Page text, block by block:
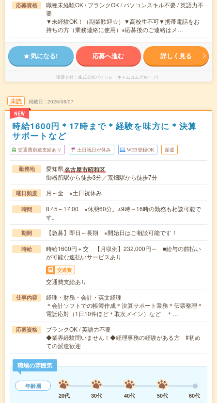
応募資格
職種未経験OK / ブランクOK / パソコンスキル不要 / 英語力不
要
▼未経験OK！（副業歓迎☆）▼高校生不可▼携帯電話をお
持ちの方（業務連絡に使用）※応募後のご連絡はメ…
気になる! 応募へ進む 詳しく見る
派遣会社 株式会社バイトレ（キャムコムグループ）
未読
NEW
掲載日 2026/08/07
時給1600円＊17時まで＊経験を味方に＊決算
サポートなど
交通費別途支給あり 土日祝日が休み WEB登録OK 派遣
勤務地 愛知県名古屋市昭和区
御器所駅から徒歩3分／荒畑駅から徒歩7分
曜日頻度 月～金 ※土日祝休み
時間
8:45～17:00 ※休憩60分。※9時～16時の勤務も相談可能で
す。
期間 【急募】即日～長期 ※開始日はご相談可能です！
時給
時給1600円＋交 【月収例】232,000円～ ■給与の前払い
が可能な速払いサービスあり
交通費
交通費支給あり
仕事内容
経理・財務・会計・英文経理
＊会計ソフトでの帳簿作成＊決算サポート業務＊伝票整理＊
電話応対（1日10件ほど＊取次メイン）など ＊…
応募資格
ブランクOK / 英語力不要
◆業界経験問いません！◆経理事務の経験がある方 #初め
ての派遣歓迎
職場の雰囲気
年齢層
20代
30代 40代 50代
60代